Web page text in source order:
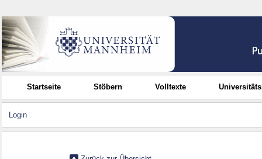
Startseite Stöbern Volltexte
Login